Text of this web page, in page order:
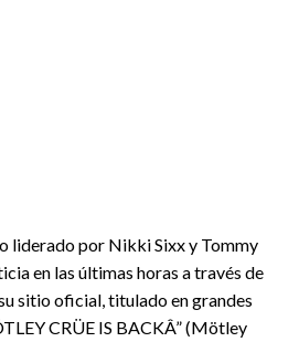
liderado por Nikki Sixx y Tommy
en las últimas horas a través de
sitio oficial, titulado en grandes
CRÜE IS BACKÂ” (Mötley